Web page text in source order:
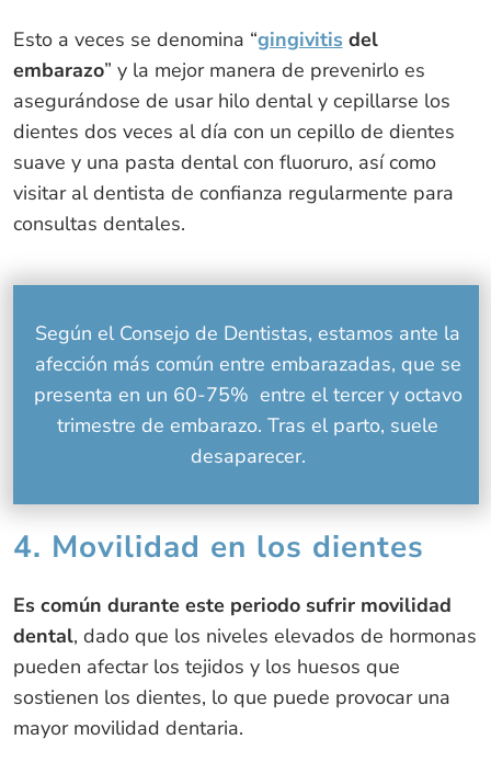
Esto a veces se denomina “gingivitis del
embarazo” y la mejor manera de prevenirlo es
asegurándose de usar hilo dental y cepillarse los
dientes dos veces al día con un cepillo de dientes
suave y una pasta dental con fluoruro, así como
visitar al dentista de confianza regularmente para
consultas dentales.
Según el Consejo de Dentistas, estamos ante la
afección más común entre embarazadas, que se
presenta en un 60-75% entre el tercer y octavo
trimestre de embarazo. Tras el parto, suele
desaparecer.
4. Movilidad en los dientes
Es común durante este periodo sufrir movilidad
dental, dado que los niveles elevados de hormonas
pueden afectar los tejidos y los huesos que
sostienen los dientes, lo que puede provocar una
mayor movilidad dentaria.